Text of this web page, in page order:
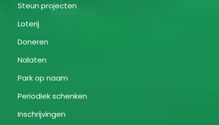
Steun projecten
Loterij
Doneren
Nalaten
Park op naam
Periodiek schenken
Inschrijvingen